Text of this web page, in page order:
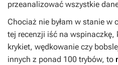
przeanalizować wszystkie
Chociaż nie byłam w stanie w
tej recenzji iść na wspinaczkę,
krykiet, wędkowanie czy
innych z ponad 100 trybów, to